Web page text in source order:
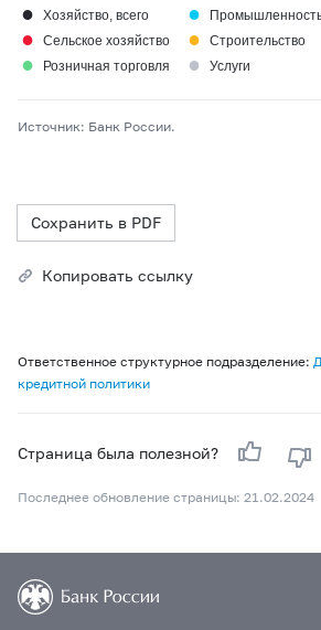
● Хозяйство, всего ●
● Сельское хозяйство ● Строительство
● Розничная торговля ● Услуги
Источник: Банк России.
Сохранить в PDF
Копировать ссылку
Ответственное структурное подразделение:
кредитной политики
Страница была полезной?
Последнее обновление страницы: 21.02.2024